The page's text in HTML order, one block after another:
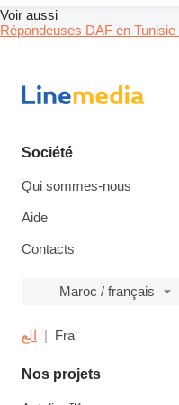
Voir aussi
Répandeuses DAF en Tunisie
Société
Qui sommes-nous
Aide
Contacts
Maroc / français
الع Fra
Nos projets